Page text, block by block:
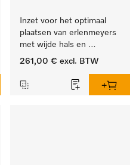
Inzet voor het optimaal
plaatsen van erlenmeyers
met wijde hals en
maatcylinders.
261,00 € excl. BTW